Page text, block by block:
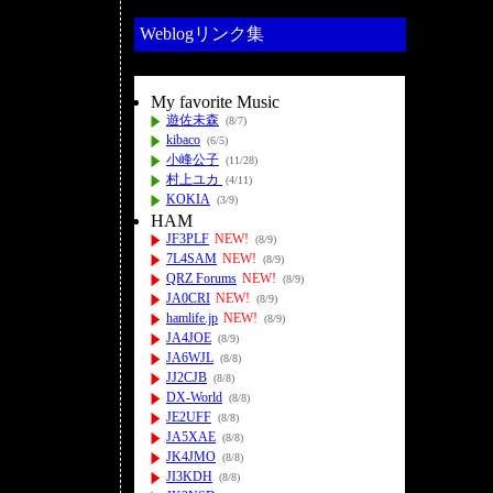
Weblogリンク集
My favorite Music
遊佐未森 (8/7)
kibaco (6/5)
小峰公子 (11/28)
村上ユカ (4/11)
KOKIA (3/9)
HAM
JF3PLF NEW! (8/9)
7L4SAM NEW! (8/9)
QRZ Forums NEW! (8/9)
JA0CRI NEW! (8/9)
hamlife.jp NEW! (8/9)
JA4JOE (8/9)
JA6WJL (8/8)
JJ2CJB (8/8)
DX-World (8/8)
JE2UFF (8/8)
JA5XAE (8/8)
JK4JMO (8/8)
JI3KDH (8/8)